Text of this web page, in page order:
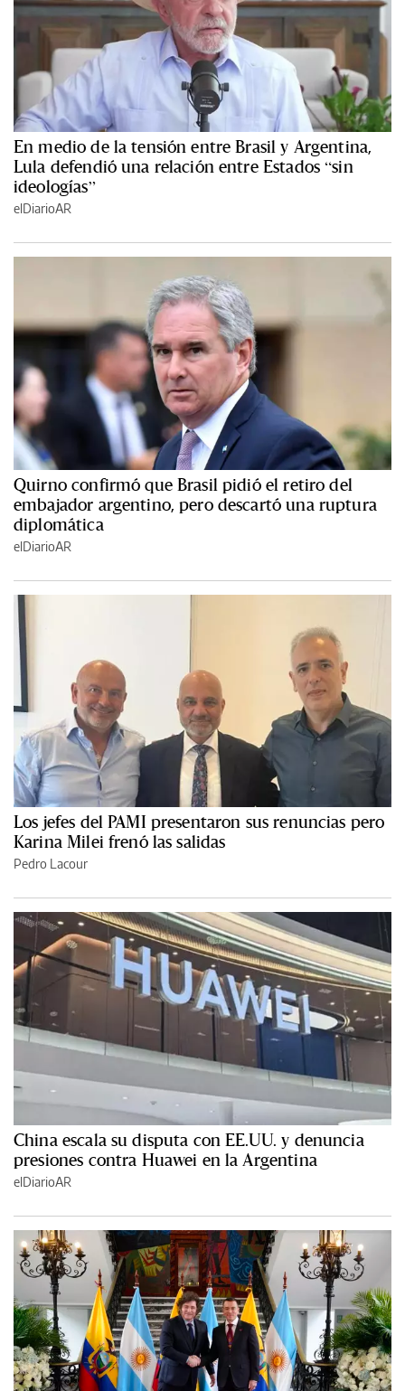
En medio de la tensión entre Brasil y Argentina,
Lula defendió una relación entre Estados “sin
ideologías”
elDiarioAR
Quirno confirmó que Brasil pidió el retiro del
embajador argentino, pero descartó una ruptura
diplomática
elDiarioAR
Los jefes del PAMI presentaron sus renuncias pero
Karina Milei frenó las salidas
Pedro Lacour
China escala su disputa con EE.UU. y denuncia
presiones contra Huawei en la Argentina
elDiarioAR